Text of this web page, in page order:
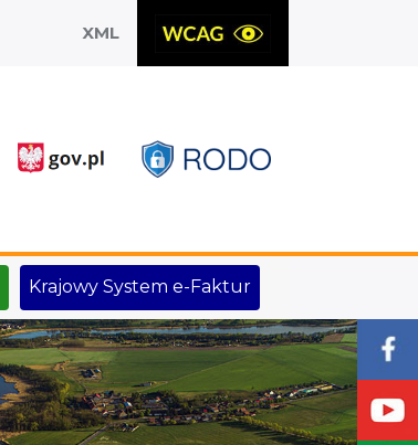
XML
Krajowy System e-Faktur